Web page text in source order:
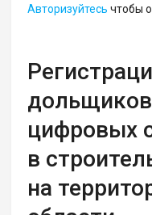
Авторизуйтесь чтобы
цифровых
в
на